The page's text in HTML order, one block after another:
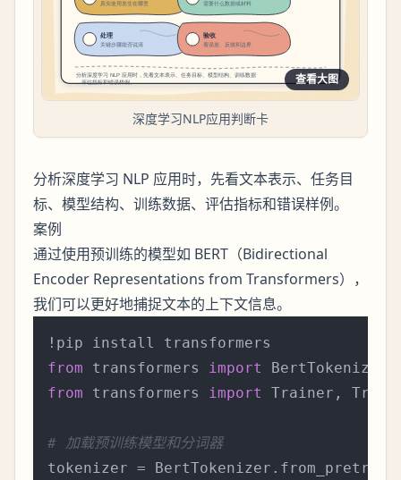
查看大图
深度学习NLP应用判断卡
分析深度学习 NLP 应用时，先看文本表示、任务目
标、模型结构、训练数据、评估指标和错误样例。
案例
通过使用预训练的模型如 BERT（Bidirectional
Encoder Representations from Transformers），
我们可以更好地捕捉文本的上下文信息。
from transformers import
from transformers import Trainer,
# 加载预训练模型和分词器
tokenizer =